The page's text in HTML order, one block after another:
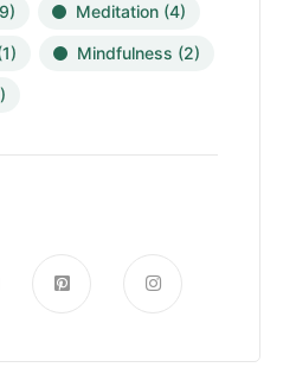
Meditation (4)
Mindfulness (2)